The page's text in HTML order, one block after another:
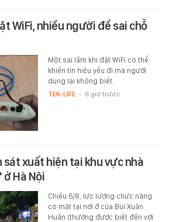
WiFi, nhiều người để sai chỗ
Một sai lầm khi đặt WiFi có thể
khiến tín hiệu yếu đi mà người
dùng lại không biết.
TEK-LIFE - 6 giờ trước
sát xuất hiện tại khu vực nhà
ở Hà Nội
Chiều 6/8, lực lượng chức năng
có mặt tại nơi ở của Bùi Xuân
Huấn (thường được biết đến với